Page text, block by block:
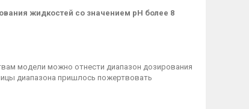
жидкостей со значением pH более 8​
модели можно отнести диапазон дозирования
диапазона пришлось пожертвовать